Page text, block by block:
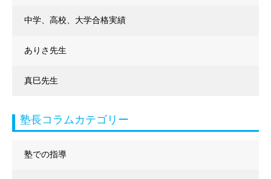
中学、高校、大学合格実績
ありさ先生
真巳先生
塾長コラムカテゴリー
塾での指導